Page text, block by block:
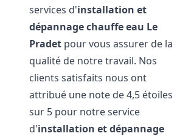
services d'installation et
dépannage chauffe eau Le
Pradet pour vous assurer de la
qualité de notre travail. Nos
clients satisfaits nous ont
attribué une note de 4,5 étoiles
sur 5 pour notre service
d'installation et dépannage